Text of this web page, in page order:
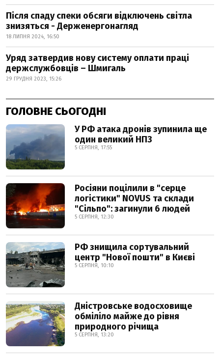
Після спаду спеки обсяги відключень світла
знизяться - Держенергонагляд
18 ЛИПНЯ 2024, 16:50
Уряд затвердив нову систему оплати праці
держслужбовців – Шмигаль
29 ГРУДНЯ 2023, 15:26
ГОЛОВНЕ СЬОГОДНІ
У РФ атака дронів зупинила ще
один великий НПЗ
5 СЕРПНЯ, 17:55
Росіяни поцілили в "серце
логістики" NOVUS та склади
"Сільпо": загинули 6 людей
5 СЕРПНЯ, 12:30
РФ знищила сортувальний
центр "Нової пошти" в Києві
5 СЕРПНЯ, 10:10
Дністровське водосховище
обміліло майже до рівня
природного річища
5 СЕРПНЯ, 13:20